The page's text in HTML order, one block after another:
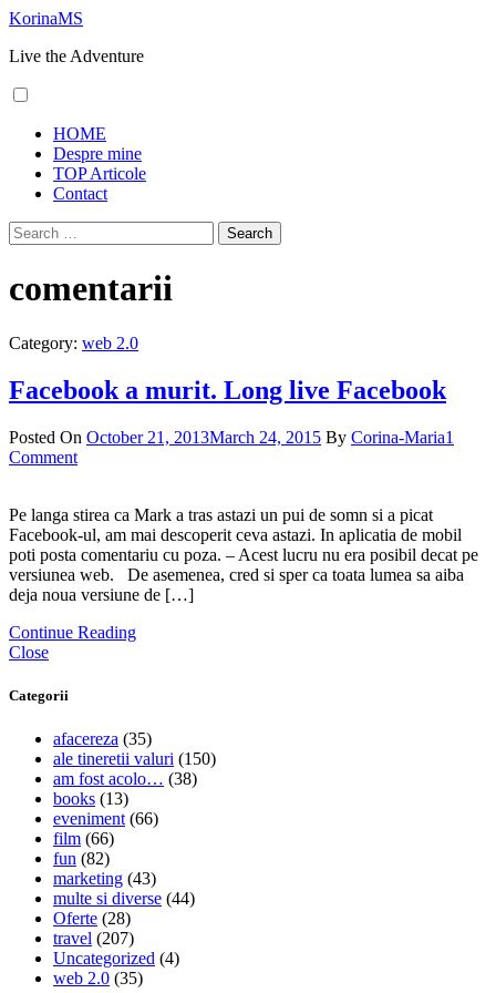
Skip
content
KorinaMS
Live the Adventure
Menu
HOME
Despre mine
TOP Articole
Contact
Search
for:
comentarii
Category: web 2.0
Facebook a murit. Long live Facebook
Posted On October 21, 2013March 24, 2015 By Corina-Maria1
Comment
Pe langa stirea ca Mark a tras astazi un pui de somn si a picat
Facebook-ul, am mai descoperit ceva astazi. In aplicatia de mobil
poti posta comentariu cu poza. – Acest lucru nu era posibil decat pe
versiunea web. De asemenea, cred si sper ca toata lumea sa aiba
deja noua versiune de […]
Continue Reading
Close
Categorii
afacereza (35)
ale tineretii valuri (150)
am fost acolo… (38)
books (13)
eveniment (66)
film (66)
fun (82)
marketing (43)
multe si diverse (44)
Oferte (28)
travel (207)
Uncategorized (4)
web 2.0 (35)